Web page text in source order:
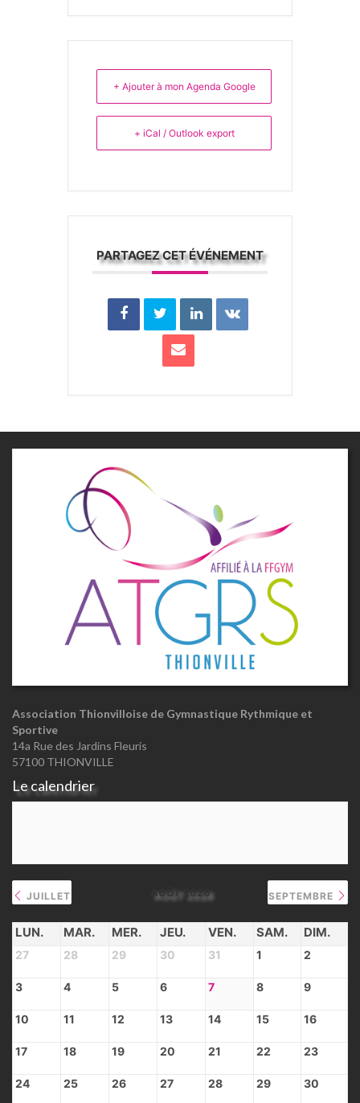
+ Ajouter à mon Agenda Google
+ iCal / Outlook export
PARTAGEZ CET ÉVÉNEMENT
Association Thionvilloise de Gymnastique Rythmique et
Sportive
14a Rue des Jardins Fleuris
57100 THIONVILLE
Le calendrier
JUILLET AOÛT 2026 SEPTEMBRE
LUN. MAR. MER. JEU. VEN. SAM. DIM.
27 28 29 30 31 1 2
3 4 5 6 7 8 9
10 11 12 13 14 15 16
17 18 19 20 21 22 23
24 25 26 27 28 29 30